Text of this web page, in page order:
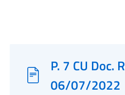
P. 7 CU Doc.
06/07/2022